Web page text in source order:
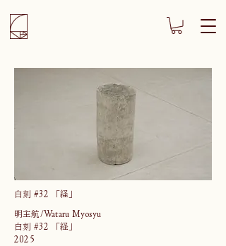
白刻 #32 「経」
明主航/Wataru Myosyu
白刻 #32 「経」
2025